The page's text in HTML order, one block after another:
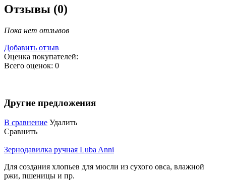
Отзывы (0)
Пока нет отзывов
Добавить отзыв
Оценка покупателей:
Всего оценок: 0
Другие предложения
В сравнение Удалить
Сравнить
Зернодавилка ручная Luba Anni
Для создания хлопьев для мюсли из сухого овса, влажной
ржи, пшеницы и пр.